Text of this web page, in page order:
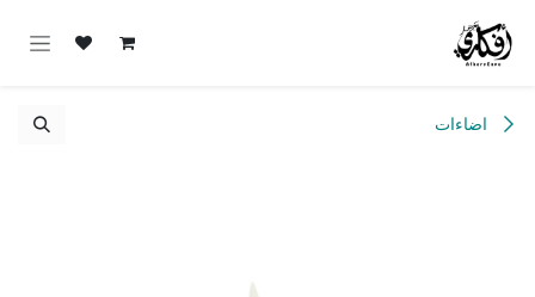
اضاءات